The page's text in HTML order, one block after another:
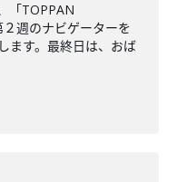
「TOPPAN
週のナビゲーターを
ます。最終日は、おば